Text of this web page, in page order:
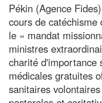
Pékin (Agence
cours de
le « mandat
ministres
charité d'importance
médicales gratuites
sanitaires